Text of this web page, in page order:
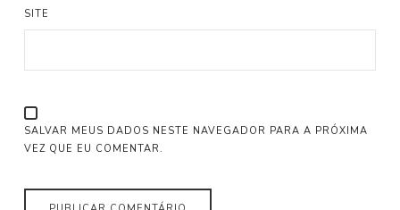
SITE
SALVAR MEUS DADOS NESTE NAVEGADOR PARA A PRÓXIMA
VEZ QUE EU COMENTAR.